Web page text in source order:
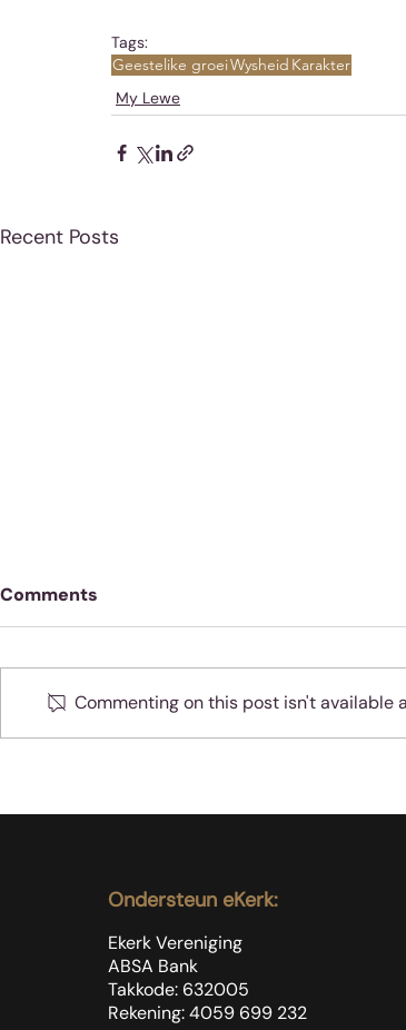
Tags:
Geestelike groeiWysheid Karakter
My Lewe
Recent Posts
Comments
Commenting on this post isn't available
Ondersteun eKerk:
Ekerk Vereniging
ABSA Bank
Takkode: 632005
Rekening: 4059 699 232